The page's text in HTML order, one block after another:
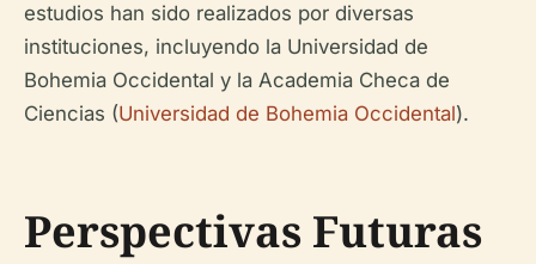
estudios han sido realizados por diversas
instituciones, incluyendo la Universidad de
Bohemia Occidental y la Academia Checa de
Ciencias (Universidad de Bohemia Occidental).
Perspectivas Futuras